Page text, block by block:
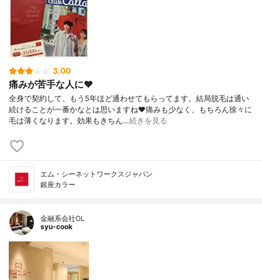
3.00
痛みが苦手な人に❤️
全身で契約して、もう5年ほど通わせてもらってます。結局脱毛は通い
続けることが一番かなとは思いますね❤️痛みも少なく、もちろん徐々に
毛は薄くなります。効果もきちん…続きを見る
エム・シーネットワークスジャパン
銀座カラー
金融系会社OL
syu-cook